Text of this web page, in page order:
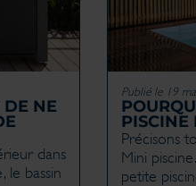
DE NE
dans
le bassin
Publié le 19
PISCINE
Précisons
Mini
petite